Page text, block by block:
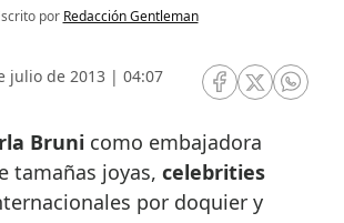
por Redacción Gentleman
julio de 2013 | 04:07
RRSS Facebook
RRSSRRSS
Bruni como embajadora
tamañas joyas,celebrities
por doquier y